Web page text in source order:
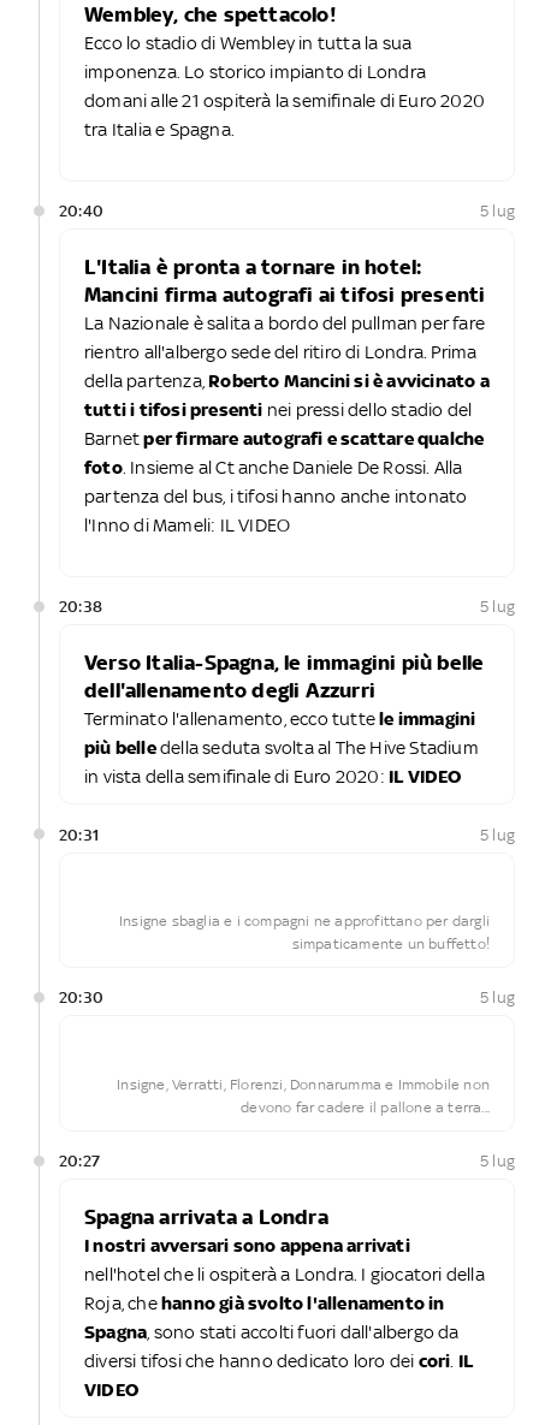
Wembley, che spettacolo!
Ecco lo stadio di Wembley in tutta la sua
imponenza. Lo storico impianto di Londra
domani alle 21 ospiterà la semifinale di Euro 2020
tra Italia e Spagna.
20:40 5 lug
L'Italia è pronta a tornare in hotel:
Mancini firma autografi ai tifosi presenti
La Nazionale è salita a bordo del pullman per fare
rientro all'albergo sede del ritiro di Londra. Prima
della partenza, Roberto Mancini si è avvicinato a
tutti i tifosi presenti nei pressi dello stadio del
Barnetper firmare autografi e scattare qualche
foto. Insieme al Ct anche Daniele De Rossi. Alla
partenza del bus, i tifosi hanno anche intonato
l'Inno di Mameli: IL VIDEO
20:38 5 lug
Verso Italia-Spagna, le immagini più belle
dell'allenamento degli Azzurri
Terminato l'allenamento, ecco tuttele immagini
più belledella seduta svolta al The Hive Stadium
in vista della semifinale di Euro 2020: IL VIDEO
20:31 5 lug
Insigne sbaglia e i compagni ne approfittano per dargli
simpaticamente un buffetto!
20:30 5 lug
Insigne, Verratti, Florenzi, Donnarumma e Immobile non
devono far cadere il pallone a terra...
20:27 5 lug
Spagna arrivata a Londra
I nostri avversari sono appena arrivati
nell'hotel che li ospiterà a Londra. I giocatori della
Roja, chehanno già svolto l'allenamento in
Spagna , sono stati accolti fuori dall'albergo da
diversi tifosi che hanno dedicato loro dei cori IL
VIDEO